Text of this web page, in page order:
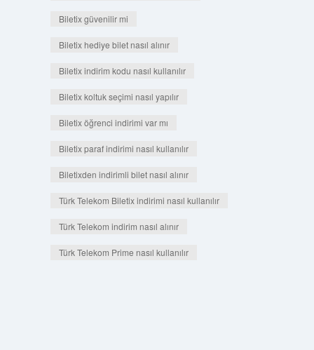
Biletix güvenilir mi
Biletix hediye bilet nasıl alınır
Biletix indirim kodu nasıl kullanılır
Biletix koltuk seçimi nasıl yapılır
Biletix öğrenci indirimi var mı
Biletix paraf indirimi nasıl kullanılır
Biletixden indirimli bilet nasıl alınır
Türk Telekom Biletix indirimi nasıl kullanılır
Türk Telekom indirim nasıl alınır
Türk Telekom Prime nasıl kullanılır